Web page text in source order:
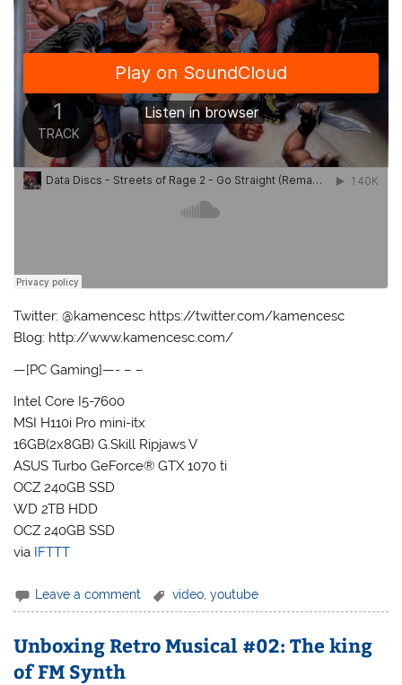
Twitter: @kamencesc https://twitter.com/kamencesc
Blog: http://www.kamencesc.com/
—[PC Gaming]—- – –
Intel Core I5-7600
MSI H110i Pro mini-itx
16GB(2x8GB) G.Skill Ripjaws V
ASUS Turbo GeForce® GTX 1070 ti
OCZ 240GB SSD
WD 2TB HDD
OCZ 240GB SSD
via IFTTT
Leave a comment video ,youtube
Unboxing Retro Musical #02: The king
of FM Synth